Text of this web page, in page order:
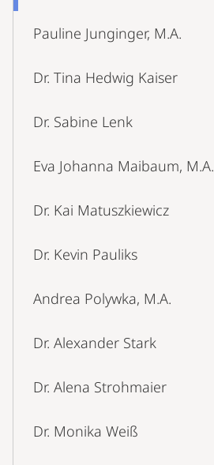
Pauline Junginger, M.A.
Dr. Tina Hedwig Kaiser
Dr. Sabine Lenk
Eva Johanna Maibaum, M.A.
Dr. Kai Matuszkiewicz
Dr. Kevin Pauliks
Andrea Polywka, M.A.
Dr. Alexander Stark
Dr. Alena Strohmaier
Dr. Monika Weiß